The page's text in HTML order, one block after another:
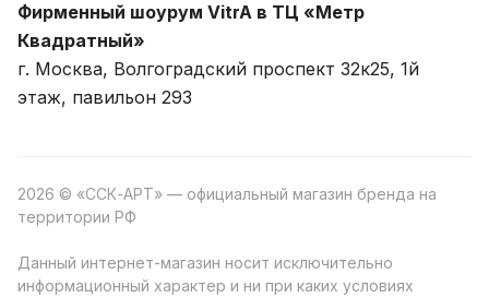
Фирменный шоурум VitrA в ТЦ «Метр
Квадратный»
г. Москва, Волгоградский проспект 32к25, 1й
этаж, павильон 293
2026 © «ССК-АРТ» — официальный магазин бренда на
территории РФ
Данный интернет-магазин носит исключительно
информационный характер и ни при каких условиях